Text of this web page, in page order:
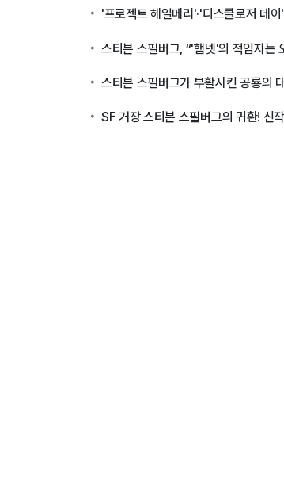
'프로젝트 헤일메리'·'디스클로저 데
스티븐 스필버그, “'햄넷'의 적임자는
스티븐 스필버그가 부활시킨 공룡의
SF 거장 스티븐 스필버그의 귀환! 신